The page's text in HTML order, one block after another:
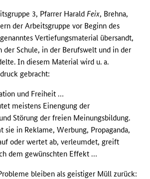
3, Pfarrer HaraldFeix, Brehna,
der Arbeitsgruppe vor Beginn des
Vertiefungsmaterial übersandt,
der Schule, in der Berufswelt und in der
In diesem Material wird u. a.
gebracht:
und Freiheit …
meistens Einengung der
Störung der freien Meinungsbildung.
in Reklame, Werbung, Propaganda,
oder wertet ab, verleumdet, greift
dem gewünschten Effekt …
bleiben als geistiger Müll zurück: